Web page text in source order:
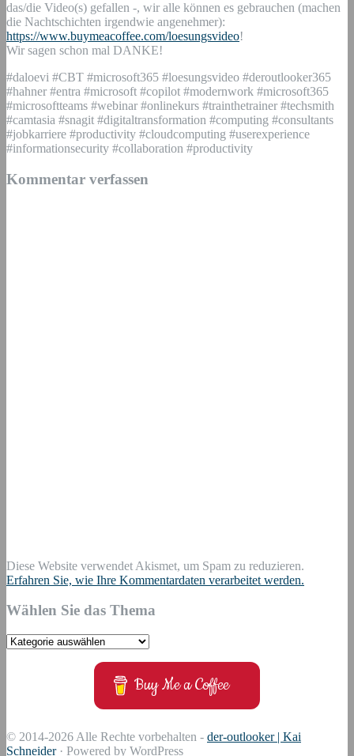
das/die Video(s) gefallen -, wir alle können es gebrauchen (machen
die Nachtschichten irgendwie angenehmer):
https://www.buymeacoffee.com/loesungsvideo!
Wir sagen schon mal DANKE!
#daloevi #CBT #microsoft365 #loesungsvideo #deroutlooker365
#hahner #entra #microsoft #copilot #modernwork #microsoft365
#microsoftteams #webinar #onlinekurs #trainthetrainer #techsmith
#camtasia #snagit #digitaltransformation #computing #consultants
#jobkarriere #productivity #cloudcomputing #userexperience
#informationsecurity #collaboration #productivity
Kommentar verfassen
Diese Website verwendet Akismet, um Spam zu reduzieren.
Erfahren Sie, wie Ihre Kommentardaten verarbeitet werden.
Wählen Sie das Thema
Wählen
Buy Me a Coffee
© 2014-2026 Alle Rechte vorbehalten - der-outlooker | Kai
Schneider· Powered by WordPress